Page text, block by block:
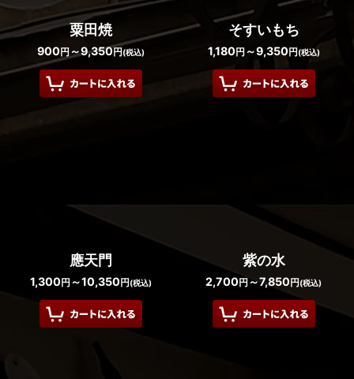
粟田焼
900円～9,350円(税込)
そすいもち
1,180円～9,350円(税込)
應天門
1,300円～10,350円(税込)
紫の水
2,700円 ～7,850円(税込)